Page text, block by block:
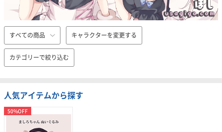
すべての商品 キャラクターを変更する
カテゴリーで絞り込む
人気アイテムから探す
50%OFF